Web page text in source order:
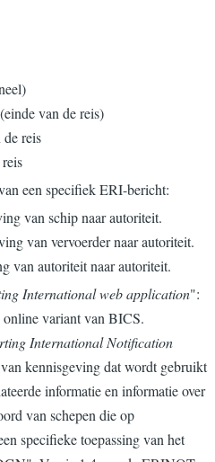
van de reis)
reis
een specifiek ERI-bericht:
van schip naar autoriteit.
van vervoerder naar autoriteit.
van autoriteit naar autoriteit.
International web application":
variant van BICS.
International Notification
kennisgeving dat wordt gebruikt
informatie en informatie over
van schepen die op
specifieke toepassing van het